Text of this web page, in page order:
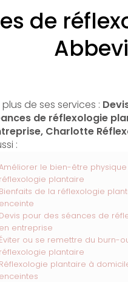
de
plus de ses services :
de réflexologie
Charlotte
:
le bien-être
réflexologie plantaire
Bienfaits de la réflexologie
enceinte
Devis pour des séances de
en entreprise
Éviter ou se remettre du burn-
réflexologie plantaire
Réflexologie plantaire à
enceintes